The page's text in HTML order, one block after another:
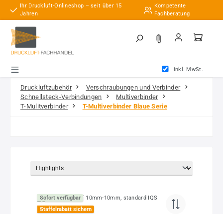
Zum Hauptinhalt springen
Ihr Druckluft-Onlineshop – seit über 15
Jahren
Kompetente
Fachberatung
inkl. MwSt.
Druckluftzubehör
Verschraubungen und Verbinder
Schnellsteck-Verbindungen
Multiverbinder
T-Mulitverbinder
T-Multiverbinder Blaue Serie
Sofort verfügbar
Staffelrabatt sichern